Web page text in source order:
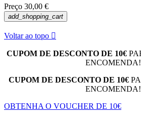
Preço 30,00 €
add_shopping_cart
Voltar ao topo 
CUPOM DE DESCONTO DE 10€
ENCOMENDA!
CUPOM DE DESCONTO DE 10€
ENCOMENDA!
OBTENHA O VOUCHER DE 10€